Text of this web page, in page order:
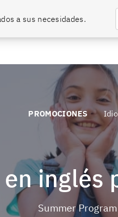
a sus necesidades.
PROMOCIONES
en
Summer Program